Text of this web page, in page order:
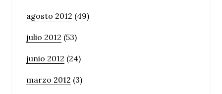
agosto 2012 (49)
julio 2012 (53)
junio 2012 (24)
marzo 2012 (3)